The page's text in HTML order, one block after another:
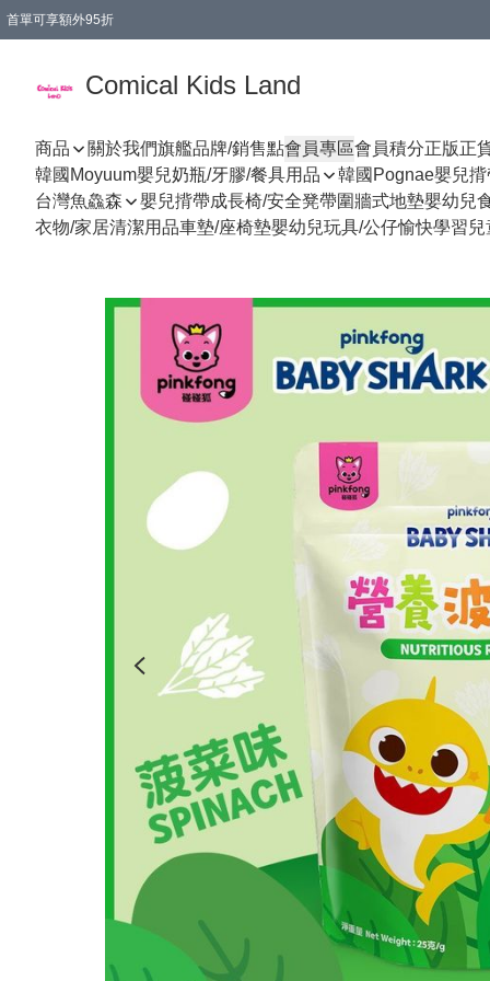
首單可享額外95折
Comical Kids Land
商品 關於我們旗艦品牌/銷售點會員專區會員積分正版正
韓國Moyuum嬰兒奶瓶/牙膠/餐具用品
韓國Pognae嬰兒揹
台灣魚鱻森
嬰兒揹帶成長椅/安全凳帶圍牆式地墊嬰幼兒
衣物/家居清潔用品車墊/座椅墊嬰幼兒玩具/公仔愉快學習